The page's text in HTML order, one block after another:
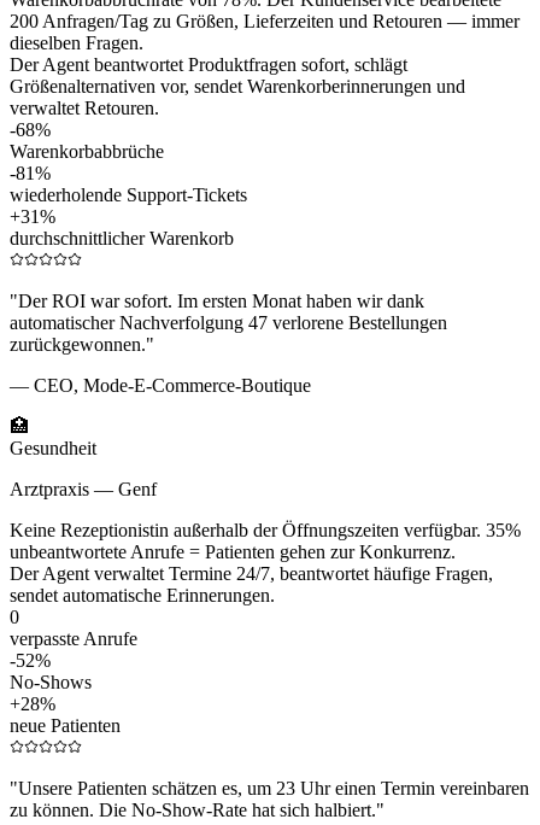
200 Anfragen/Tag zu Größen, Lieferzeiten und Retouren — immer
dieselben Fragen.
Der Agent beantwortet Produktfragen sofort, schlägt
Größenalternativen vor, sendet Warenkorberinnerungen und
verwaltet Retouren.
-68%
Warenkorbabbrüche
-81%
wiederholende Support-Tickets
+31%
durchschnittlicher Warenkorb
"Der ROI war sofort. Im ersten Monat haben wir dank
automatischer Nachverfolgung 47 verlorene Bestellungen
zurückgewonnen."
— CEO, Mode-E-Commerce-Boutique
🏥
Gesundheit
Arztpraxis — Genf
Keine Rezeptionistin außerhalb der Öffnungszeiten verfügbar. 35%
unbeantwortete Anrufe = Patienten gehen zur Konkurrenz.
Der Agent verwaltet Termine 24/7, beantwortet häufige Fragen,
sendet automatische Erinnerungen.
0
verpasste Anrufe
-52%
No-Shows
+28%
neue Patienten
"Unsere Patienten schätzen es, um 23 Uhr einen Termin vereinbaren
zu können. Die No-Show-Rate hat sich halbiert."